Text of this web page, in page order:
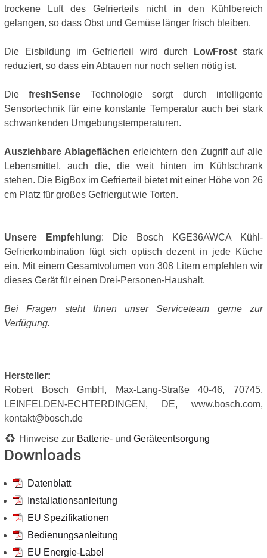
trockene Luft des Gefrierteils nicht in den Kühlbereich
gelangen, so dass Obst und Gemüse länger frisch bleiben.
Die Eisbildung im Gefrierteil wird durch LowFroststark
reduziert, so dass ein Abtauen nur noch selten nötig ist.
DiefreshSense Technologie sorgt durch intelligente
Sensortechnik für eine konstante Temperatur auch bei stark
schwankenden Umgebungstemperaturen.
Ausziehbare Ablageflächen erleichtern den Zugriff auf alle
Lebensmittel, auch die, die weit hinten im Kühlschrank
stehen. Die BigBox im Gefrierteil bietet mit einer Höhe von 26
cm Platz für großes Gefriergut wie Torten.
Unsere Empfehlung: Die Bosch KGE36AWCA Kühl-
Gefrierkombination fügt sich optisch dezent in jede Küche
ein. Mit einem Gesamtvolumen von 308 Litern empfehlen wir
dieses Gerät für einen Drei-Personen-Haushalt.
Bei Fragen steht Ihnen unser Serviceteam gerne zur
Verfügung.
Hersteller:
Robert Bosch GmbH, Max-Lang-Straße 40-46, 70745,
LEINFELDEN-ECHTERDINGEN, DE, www.bosch.com,
kontakt@bosch.de
Hinweise zur Batterie- und Geräteentsorgung
Downloads
Datenblatt
Installationsanleitung
EU Spezifikationen
Bedienungsanleitung
EU Energie-Label